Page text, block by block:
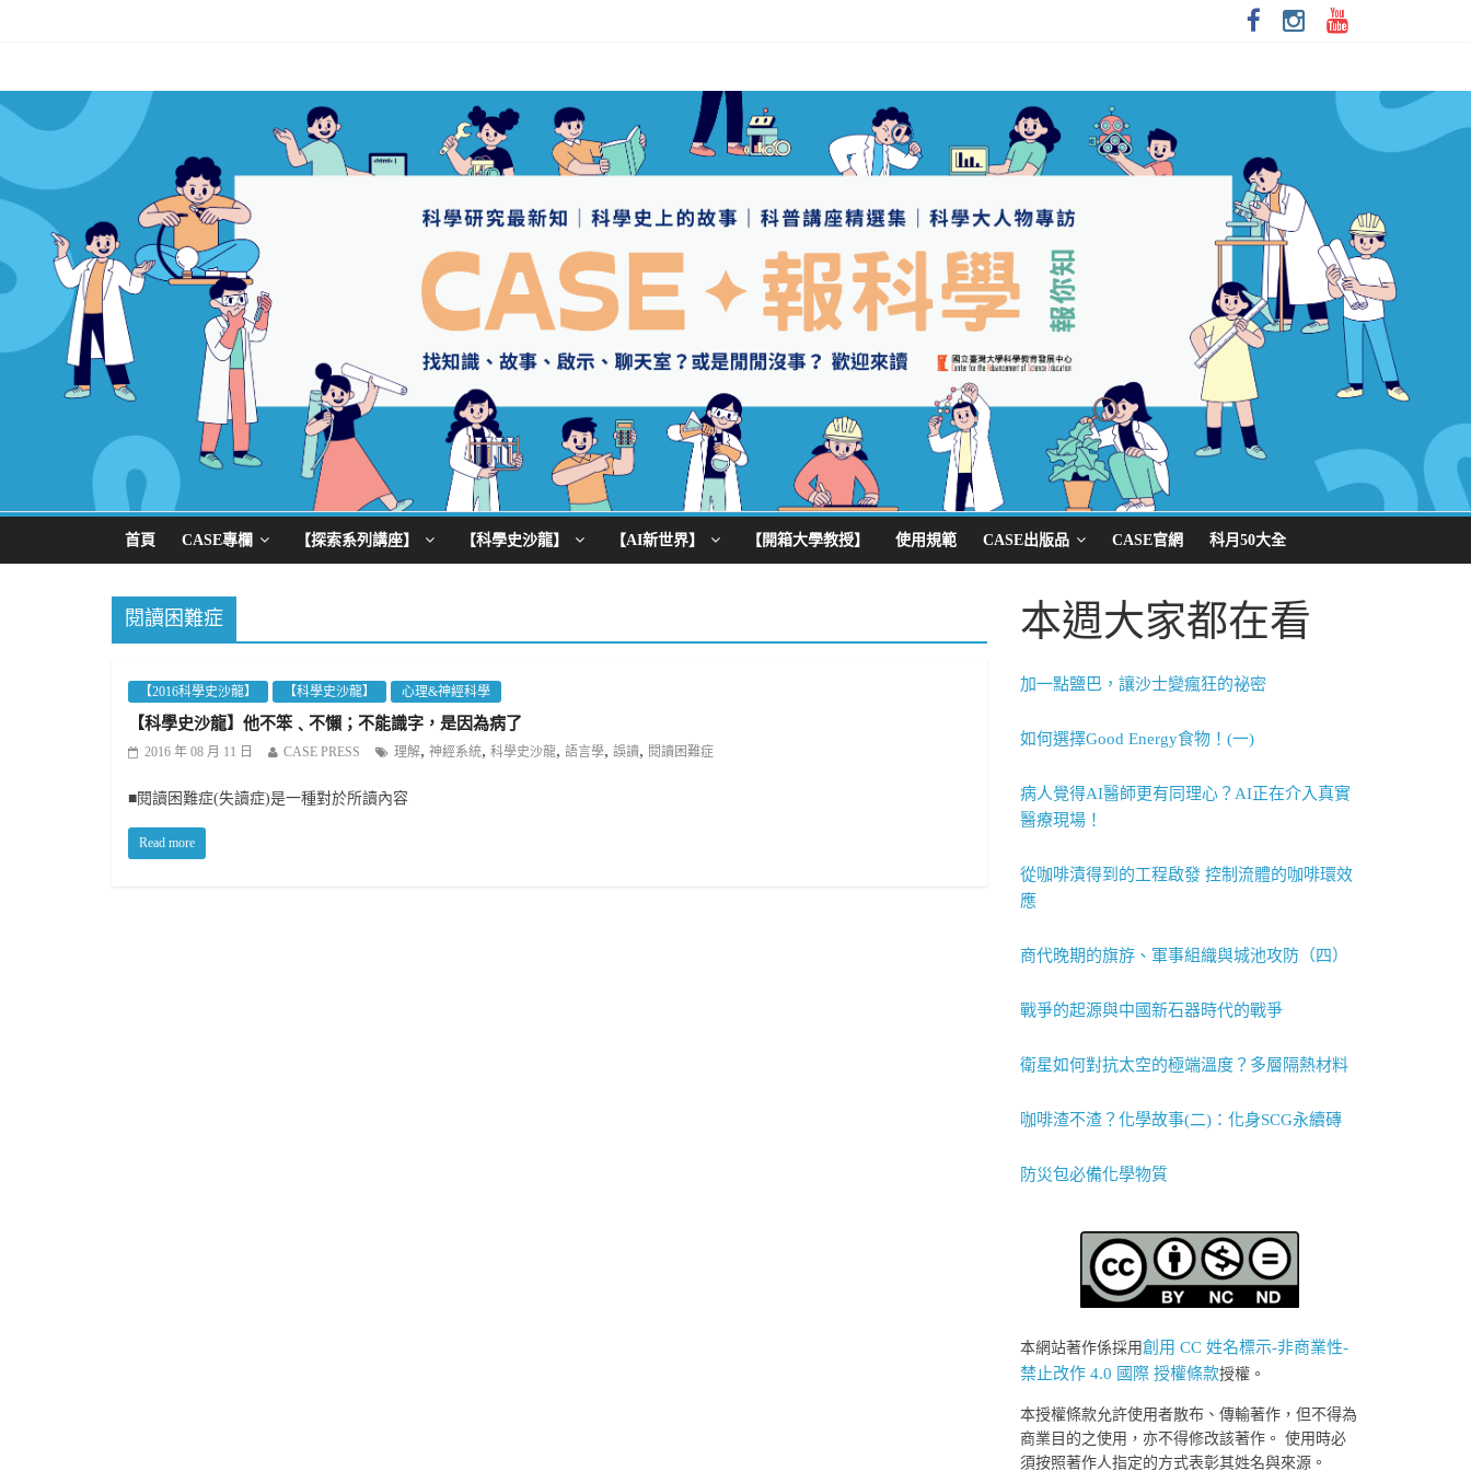
首頁 CASE專欄 【探索系列講座】 【科學史沙龍】 【AI新世界】 【開箱大學教授】 使用規範 CASE出版品 CASE官網 科月50大全
閱讀困難症
【2016科學史沙龍】 【科學史沙龍】 心理&神經科學
【科學史沙龍】他不笨﹑不懶；不能識字，是因為病了
2016 年 08 月 11 日 CASE PRESS 理解, 神經系統, 科學史沙龍, 語言學, 誤讀, 閱讀困難症
■閱讀困難症(失讀症)是一種對於所讀內容
Read more
本週大家都在看
加一點鹽巴，讓沙士變瘋狂的祕密
如何選擇Good Energy食物！(一)
病人覺得AI醫師更有同理心？AI正在介入真實
醫療現場！
從咖啡漬得到的工程啟發 控制流體的咖啡環效
應
商代晚期的旗斿、軍事組織與城池攻防（四）
戰爭的起源與中國新石器時代的戰爭
衛星如何對抗太空的極端溫度？多層隔熱材料
咖啡渣不渣？化學故事(二)：化身SCG永續磚
防災包必備化學物質
本網站著作係採用創用 CC 姓名標示-非商業性-
禁止改作 4.0 國際 授權條款授權。
本授權條款允許使用者散布、傳輸著作，但不得為
商業目的之使用，亦不得修改該著作。 使用時必
須按照著作人指定的方式表彰其姓名與來源。